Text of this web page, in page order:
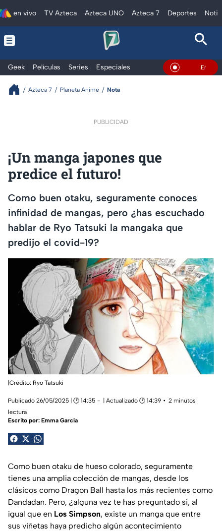
en vivo TV Azteca Azteca UNO Azteca 7 Deportes
Geek Películas Series Especiales En Vivo
Azteca 7 Planeta Anime Nota
PUBLICIDAD
¡Un manga japones que
predice el futuro!
Como buen otaku, seguramente conoces
infinidad de mangas, pero ¿has escuchado
hablar de Ryo Tatsuki la mangaka que
predijo el covid-19?
|Crédito: Ryo Tatsuki
Publicado 26/05/2025 | 🕑 14:35 | Actualizado 🕑 14:39
2 minutos
lectura
Escrito por: Emma García
Como buen otaku de hueso colorado, seguramente
tienes una amplia colección de mangas, desde los
clásicos como Dragon Ball hasta los más recientes como
Dandadan. Pero, ¿alguna vez te has preguntado si, al
igual que en Los Simpson, existe un manga que entre
sus viñetas haya predicho algún acontecimiento